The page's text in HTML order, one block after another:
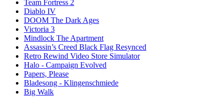
Team Fortress 2
Diablo IV
DOOM The Dark Ages
Victoria 3
Mindlock The Apartment
Assassin’s Creed Black Flag Resynced
Retro Rewind Video Store Simulator
Halo - Campaign Evolved
Papers, Please
Bladesong - Klingenschmiede
Big Walk